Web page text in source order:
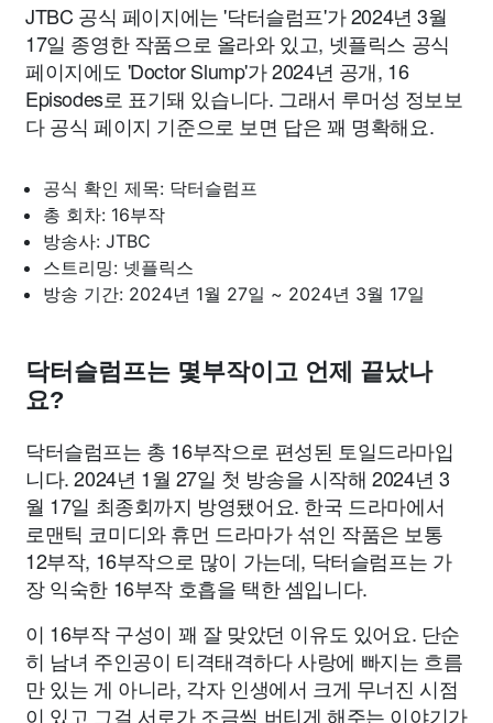
JTBC 공식 페이지에는 '닥터슬럼프'가 2024년 3월
17일 종영한 작품으로 올라와 있고, 넷플릭스 공식
페이지에도 'Doctor Slump'가 2024년 공개, 16
Episodes로 표기돼 있습니다. 그래서 루머성 정보보
다 공식 페이지 기준으로 보면 답은 꽤 명확해요.
공식 확인 제목: 닥터슬럼프
총 회차: 16부작
방송사: JTBC
스트리밍: 넷플릭스
방송 기간: 2024년 1월 27일 ~ 2024년 3월 17일
닥터슬럼프는 몇부작이고 언제 끝났나
요?
닥터슬럼프는 총 16부작으로 편성된 토일드라마입
니다. 2024년 1월 27일 첫 방송을 시작해 2024년 3
월 17일 최종회까지 방영됐어요. 한국 드라마에서
로맨틱 코미디와 휴먼 드라마가 섞인 작품은 보통
12부작, 16부작으로 많이 가는데, 닥터슬럼프는 가
장 익숙한 16부작 호흡을 택한 셈입니다.
이 16부작 구성이 꽤 잘 맞았던 이유도 있어요. 단순
히 남녀 주인공이 티격태격하다 사랑에 빠지는 흐름
만 있는 게 아니라, 각자 인생에서 크게 무너진 시점
이 있고 그걸 서로가 조금씩 버티게 해주는 이야기가